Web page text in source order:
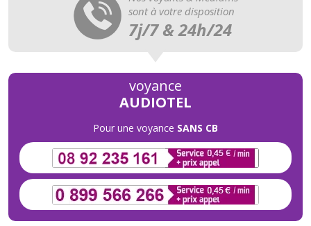
sont à votre disposition
7j/7 & 24h/24
voyance
AUDIOTEL
Pour une voyance SANS CB